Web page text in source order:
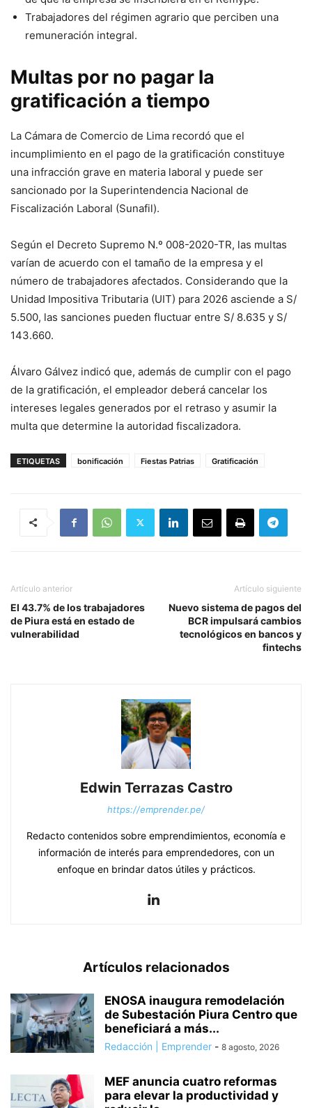
Trabajadores del régimen agrario que perciben una
remuneración integral.
Multas por no pagar la
gratificación a tiempo
La Cámara de Comercio de Lima recordó que el
incumplimiento en el pago de la gratificación constituye
una infracción grave en materia laboral y puede ser
sancionado por la Superintendencia Nacional de
Fiscalización Laboral (Sunafil).
Según el Decreto Supremo N.º 008-2020-TR, las multas
varían de acuerdo con el tamaño de la empresa y el
número de trabajadores afectados. Considerando que la
Unidad Impositiva Tributaria (UIT) para 2026 asciende a S/
5.500, las sanciones pueden fluctuar entre S/ 8.635 y S/
143.660.
Álvaro Gálvez indicó que, además de cumplir con el pago
de la gratificación, el empleador deberá cancelar los
intereses legales generados por el retraso y asumir la
multa que determine la autoridad fiscalizadora.
ETIQUETAS bonificación Fiestas Patrias Gratificación
Artículo anterior
El 43.7% de los trabajadores
de Piura está en estado de
vulnerabilidad
Artículo siguiente
Nuevo sistema de pagos del
BCR impulsará cambios
tecnológicos en bancos y
fintechs
Edwin Terrazas Castro
https://emprender.pe/
Redacto contenidos sobre emprendimientos, economía e
información de interés para emprendedores, con un
enfoque en brindar datos útiles y prácticos.
Artículos relacionados
ENOSA inaugura remodelación
de Subestación Piura Centro que
beneficiará a más...
Redacción | Emprender - 8 agosto, 2026
MEF anuncia cuatro reformas
para elevar la productividad y